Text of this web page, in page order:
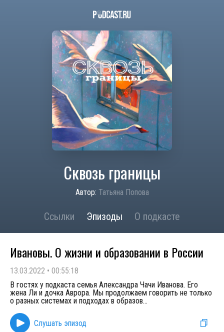
Сквозь границы
Автор: Татьяна Попова
Ссылки Эпизоды О подкасте
Ивановы. О жизни и образовании в России
13.03.2022 • 00:55:18
В гостях у подкаста семья Александра Чачи Иванова. Его
жена Ли и дочка Аврора. Мы продолжаем говорить не только
о разных системах и подходах в образов...
Слушать эпизод